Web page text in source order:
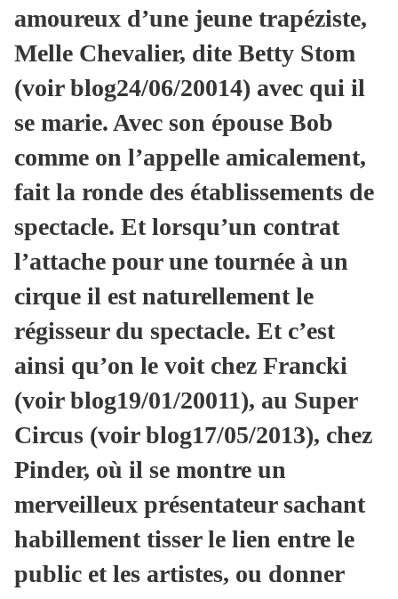
amoureux d’une jeune trapéziste,
Melle Chevalier, dite Betty Stom
(voir blog24/06/20014) avec qui il
se marie. Avec son épouse Bob
comme on l’appelle amicalement,
fait la ronde des établissements de
spectacle. Et lorsqu’un contrat
l’attache pour une tournée à un
cirque il est naturellement le
régisseur du spectacle. Et c’est
ainsi qu’on le voit chez Francki
(voir blog19/01/20011), au Super
Circus (voir blog17/05/2013), chez
Pinder, où il se montre un
merveilleux présentateur sachant
habillement tisser le lien entre le
public et les artistes, ou donner